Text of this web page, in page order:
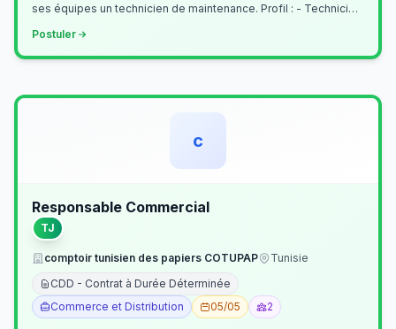
ses équipes un technicien de maintenance. Profil : - Technicien
Postuler
c
Responsable Commercial
TJ
comptoir tunisien des papiers COTUPAP
Tunisie
CDD - Contrat à Durée Déterminée
Commerce et Distribution
05/05 2